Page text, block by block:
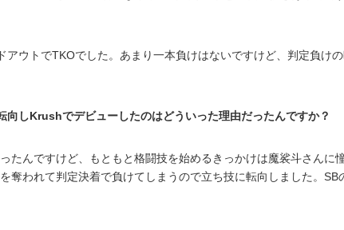
ウトでTKOでした。あまり一本負けはないですけど、判定負け
しKrushでデビューしたのはどういった理由だったんですか？
んですけど、もともと格闘技を始めるきっかけは魔裟斗さんに
奪われて判定決着で負けてしまうので立ち技に転向しました。SB